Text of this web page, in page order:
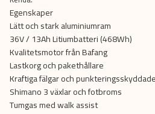
Egenskaper
Lätt och stark aluminiumram
36V / 13Ah Litiumbatteri (468Wh)
Kvalitetsmotor från Bafang
Lastkorg och pakethållare
Kraftiga fälgar och
Shimano 3 växlar och fotbroms
Tumgas med walk assist